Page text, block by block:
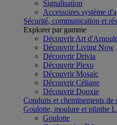
Signalisation
Accessoires système
Sécurité, communication et
Explorer par gamme
Découvrir Art
Découvrir Living Now
Découvrir Drivia
Découvrir Plexo
Découvrir Mosaic
Découvrir Céliane
Découvrir Dooxie
Conduits et cheminements de
Goulotte, moulure et plinthe
Goulotte